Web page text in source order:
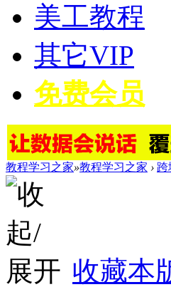
美工教程
其它VIP
免费会员
教程学习之家»教程学习之家 › 跨
收藏本